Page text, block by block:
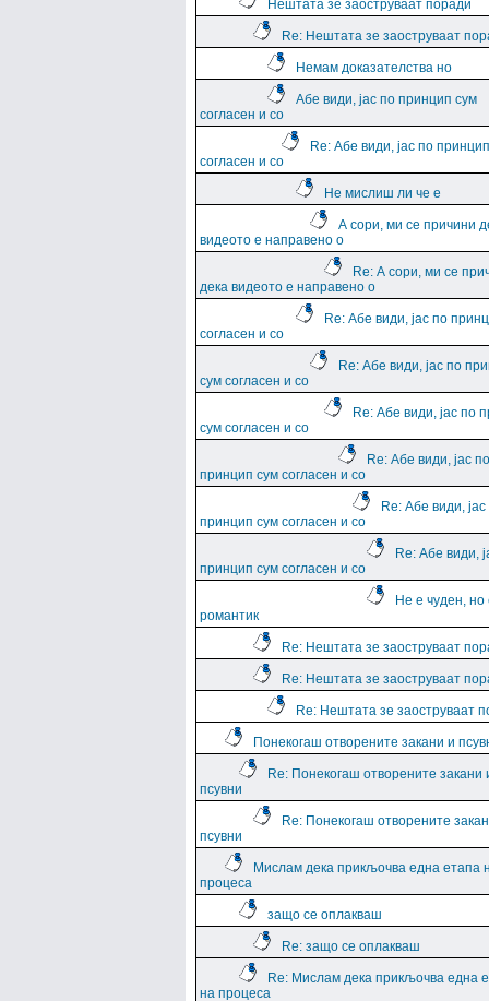
Нештата зе заоструваат поради
Re: Нештата зе заоструваат
Немам доказателства но
Абе види, јас по принцип сум
согласен и со
Re: Абе види, јас по
согласен и со
Не мислиш ли че е
А сори, ми се причини
видеото е направено о
Re: А сори, ми се
дека видеото е направено о
Re: Абе види, јас по
согласен и со
Re: Абе види, јас по
сум согласен и со
Re: Абе види, јас по
сум согласен и со
Re: Абе види, јас по
принцип сум согласен и со
Re: Абе види,
принцип сум согласен и со
Re: Абе види,
принцип сум согласен и со
Не е чуден, но
романтик
Re: Нештата зе заоструваат
Re: Нештата зе заоструваат
Re: Нештата зе заоструваат
Понекогаш отворените закани и
Re: Понекогаш отворените закани
псувни
Re: Понекогаш отворените
псувни
Мислам дека прикљочва една етапа
процеса
защо се оплакваш
Re: защо се оплакваш
Re: Мислам дека прикљочва една
на процеса